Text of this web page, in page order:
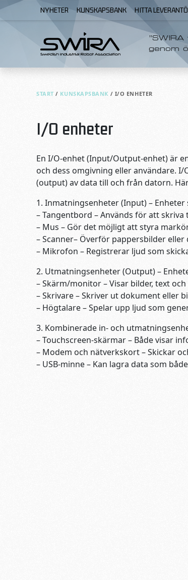
Skip to content
NYHETER KUNSKAPSBANK HITTA
genom
START / KUNSKAPSBANK / I/O ENHETER
I/O enheter
En I/O-enhet (Input/Output-enhet) är
och dess omgivning eller användare.
(output) av data till och från datorn.
1. Inmatningsenheter (Input) –
– Tangentbord – Används för att
– Mus – Gör det möjligt att styra
– Scanner– Överför pappersbilder
– Mikrofon – Registrerar ljud som
2. Utmatningsenheter (Output) –
– Skärm/monitor – Visar bilder, text
– Skrivare – Skriver ut dokument eller
– Högtalare – Spelar upp ljud som
3. Kombinerade in- och
– Touchscreen-skärmar – Både visar
– Modem och nätverkskort – Skickar
– USB-minne – Kan lagra data som